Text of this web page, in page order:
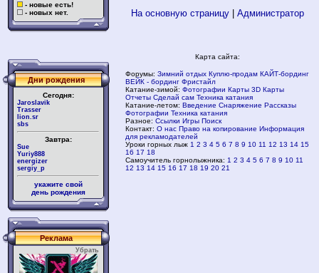
- новые есть!
- новых нет.
Дни рождения
Сегодня:
Jaroslavik
Trasser
lion.sr
sbs
Завтра:
Sue
Yuriy888
energizer
sergiy_p
укажите свой
день рождения
Реклама
Убрать
На основную страницу Администратор
Карта сайта:
Форумы: Зимний отдых Куплю-продам КАЙТ-бординг
ВЕЙК - бординг Фристайл
Катание-зимой: Фотографии Карты 3D Карты
Отчеты Сделай сам Техника катания
Катание-летом: Введение Снаряжение Рассказы
Фотографии Техника катания
Разное: Ссылки Игры Поиск
Контакт: О нас Право на копирование Информация
для рекламодателей
Уроки горных лыж 1 2 3 4 5 6 7 8 9 10 11 12 13 14 15
16 17 18
Самоучитель горнолыжника: 1 2 3 4 5 6 7 8 9 10 11
12 13 14 15 16 17 18 19 20 21